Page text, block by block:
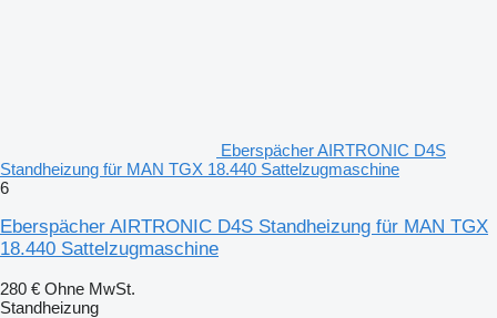
Eberspächer AIRTRONIC D4S
Standheizung für MAN TGX 18.440 Sattelzugmaschine
6
Eberspächer AIRTRONIC D4S Standheizung für MAN TGX
18.440 Sattelzugmaschine
280 € Ohne MwSt.
Standheizung